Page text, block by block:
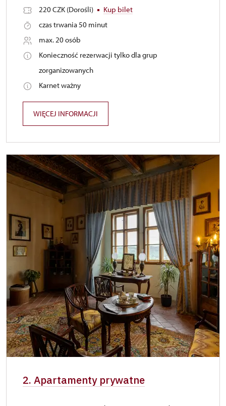
220 CZK (Dorośli)
Kup bilet
czas trwania 50 minut
max. 20 osób
Konieczność rezerwacji tylko dla grup
zorganizowanych
Karnet ważny
WIĘCEJ INFORMACJI
2. Apartamenty prywatne